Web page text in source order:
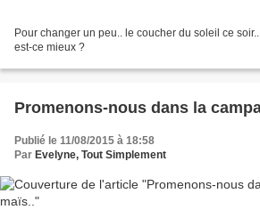
Pour changer un peu.. le coucher du soleil ce
est-ce mieux ?
Promenons-nous dans la
Publié le 11/08/2015 à 18:58
Par Evelyne, Tout Simplement